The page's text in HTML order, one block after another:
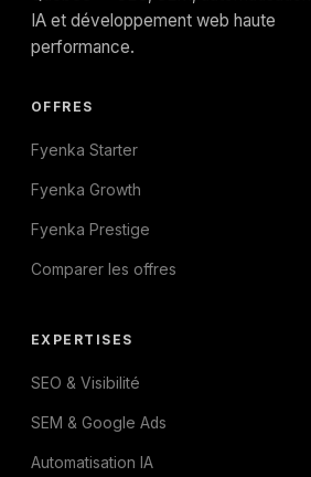
IA et développement web haute
performance.
OFFRES
Fyenka Starter
Fyenka Growth
Fyenka Prestige
Comparer les offres
EXPERTISES
SEO & Visibilité
SEM & Google Ads
Automatisation IA